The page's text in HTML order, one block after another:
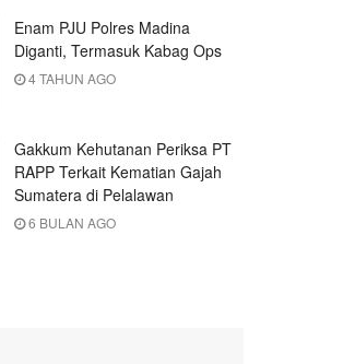
Enam PJU Polres Madina
Diganti, Termasuk Kabag Ops
4 TAHUN AGO
Gakkum Kehutanan Periksa PT
RAPP Terkait Kematian Gajah
Sumatera di Pelalawan
6 BULAN AGO